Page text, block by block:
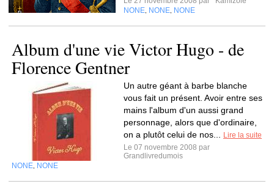
NONE NONE NONE
Album d'une vie Victor Hugo - de
Florence Gentner
Un autre géant à barbe blanche
vous fait un présent. Avoir entre ses
mains l'album d'un aussi grand
personnage, alors que d'ordinaire,
on a plutôt celui de nos...
Lire la suite
Le 07 novembre 2008 par
Grandlivredumois
NONE NONE